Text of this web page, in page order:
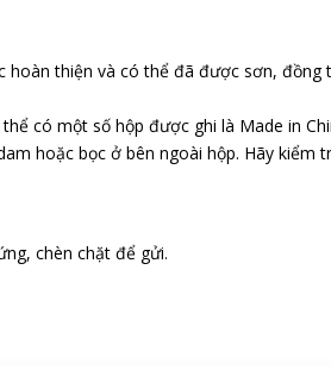
thiện và có thể đã được sơn,
có một số hộp được ghi là Made in
hoặc bọc ở bên ngoài hộp. Hãy kiểm
chèn chặt để gửi.